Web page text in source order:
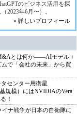
のビジネス活用を探
2023年6月〜）。
» 詳しいプロフィール
とは何か――AIモデル＋
ムで「会社の未来」から買
センター用衛星
規模）にはNVIDIAのVera
！
ナ戦争が日本の自衛隊に